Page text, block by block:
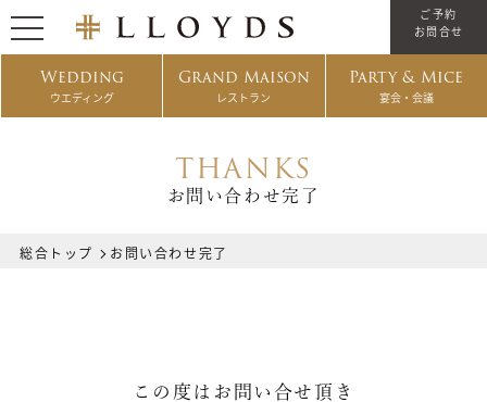
Wedding
ウエディング
Grand Maison
レストラン
Party & Mice
宴会・会議
ご予約
お問合せ
THANKS
お問い合わせ完了
総合トップ お問い合わせ完了
この度はお問い合せ頂き